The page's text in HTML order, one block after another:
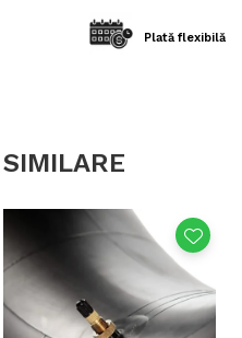
Plată flexibilă